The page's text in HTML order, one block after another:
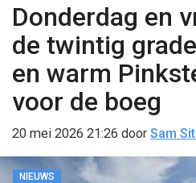
Donderdag en
de twintig
en warm
voor de boeg
20 mei 2026 21:26 door Sam
NIEUWS